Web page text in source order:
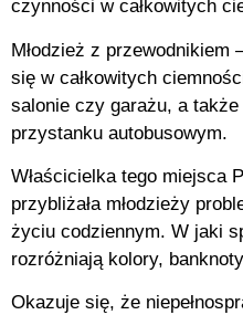
czynności w całkowitych
Młodzież z przewodnikiem
się w całkowitych
salonie czy garażu, a
przystanku autobusowym.
Właścicielka tego miejsca
przybliżała młodzieży
życiu codziennym. W jaki
rozróżniają kolory,
Okazuje się, że